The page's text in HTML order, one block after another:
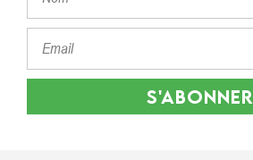
S'ABONNER